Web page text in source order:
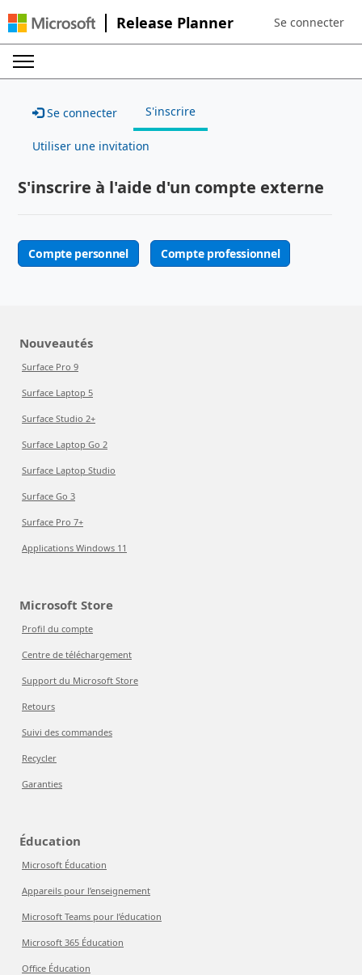
Release Planner Sign in to your
Se connecter
Se connecter S'inscrire
Utiliser une invitation
S'inscrire à l'aide d'un compte externe
Compte personnel Compte professionnel
Nouveautés
Surface Pro 9
Surface Laptop 5
Surface Studio 2+
Surface Laptop Go 2
Surface Laptop Studio
Surface Go 3
Surface Pro 7+
Applications Windows 11
Microsoft Store
Profil du compte
Centre de téléchargement
Support du Microsoft Store
Retours
Suivi des commandes
Recycler
Garanties
Éducation
Microsoft Éducation
Appareils pour l’enseignement
Microsoft Teams pour l’éducation
Microsoft 365 Éducation
Office Éducation